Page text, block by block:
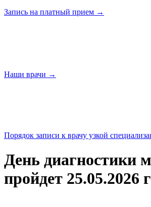
Запись на платный прием →
Наши врачи →
Порядок записи к врачу узкой
День диагностики
пройдет 25.05.2026